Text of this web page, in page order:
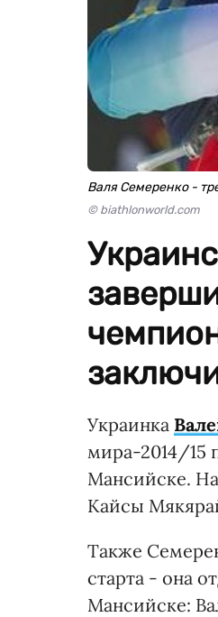
Валя Семеренко -
© biathlonworld.com
Украинка
мира-2014/15
Мансийске.
Кайсы
Также
старта - она
Мансийске: